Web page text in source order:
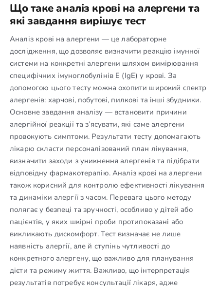
Що таке аналіз крові на алергени та
які завдання вирішує тест
Аналіз крові на алергени — це лабораторне
дослідження, що дозволяє визначити реакцію імунної
системи на конкретні алергени шляхом вимірювання
специфічних імуноглобулінів E (IgE) у крові. За
допомогою цього тесту можна охопити широкий спектр
алергенів: харчові, побутові, пилкові та інші збудники.
Основне завдання аналізу — встановити причини
алергійної реакції та з’ясувати, які саме алергени
провокують симптоми. Результати тесту допомагають
лікарю скласти персоналізований план лікування,
визначити заходи з уникнення алергенів та підібрати
відповідну фармакотерапію. Аналіз крові на алергени
також корисний для контролю ефективності лікування
та динаміки алергії з часом. Перевага цього методу
полягає у безпеці та зручності, особливо у дітей або
пацієнтів, у яких шкірні проби протипоказані або
викликають дискомфорт. Тест визначає не лише
наявність алергії, але й ступінь чутливості до
конкретного алергену, що важливо для планування
дієти та режиму життя. Важливо, що інтерпретація
результатів потребує консультації лікаря, адже